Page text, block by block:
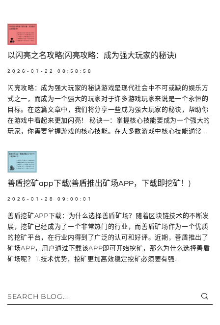
以闪亮之名攻略(闪亮攻略：成为强大玩家的秘诀)
2026-01-22 08:58:58
闪亮攻略：成为强大玩家的秘诀游戏是现代社会中不可或缺的娱乐方
式之一，而成为一个强大的玩家对于许多游戏玩家来说是一个永恒的
目标。在这篇文章中，我们将分享一些成为强大玩家的秘诀，帮助你
在游戏中看起来更加闪亮！ 秘诀一：掌握核心技能要成为一个强大的
玩家，你需要掌握游戏的核心技能。在大多数游戏中核心技能通常...
善盾挖矿app下载(善盾推出矿场APP，下载即挖矿！)
2026-01-28 09:00:01
善盾挖矿APP下载：为什么选择善盾矿场？随着区块链技术的不断发
展，挖矿已经成为了一个非常热门的行业，而善盾矿场作为一个优质
的挖矿平台，在行业内得到了广泛的认可和好评。近期，善盾推出了
矿场APP，用户通过下载该APP即可开始挖矿，那么为什么选择善盾
矿场呢？ 1.技术优势，挖矿更加高效稳定挖矿必须要有强...
SEARCH BLOG...